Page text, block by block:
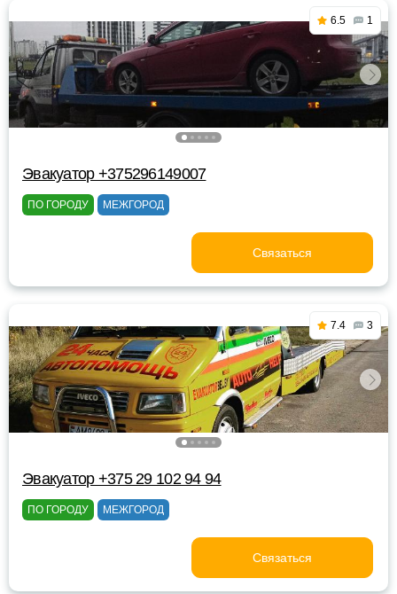
6.5 1
Эвакуатор +375296149007
ПО ГОРОДУ МЕЖГОРОД
Связаться
7.4 3
Эвакуатор +375 29 102 94 94
ПО ГОРОДУ МЕЖГОРОД
Связаться